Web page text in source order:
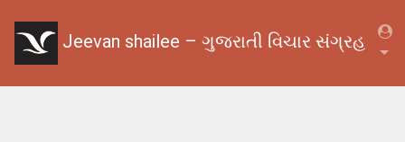
Jeevan shailee – ગુજરાતી વિચાર સંગ્રહ